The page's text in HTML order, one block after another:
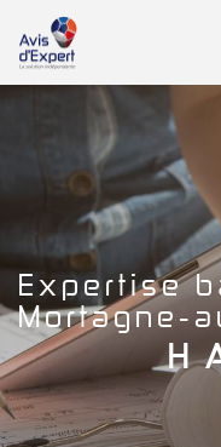
expertise bâtiment
Mortagne-
Panneau de gestion des